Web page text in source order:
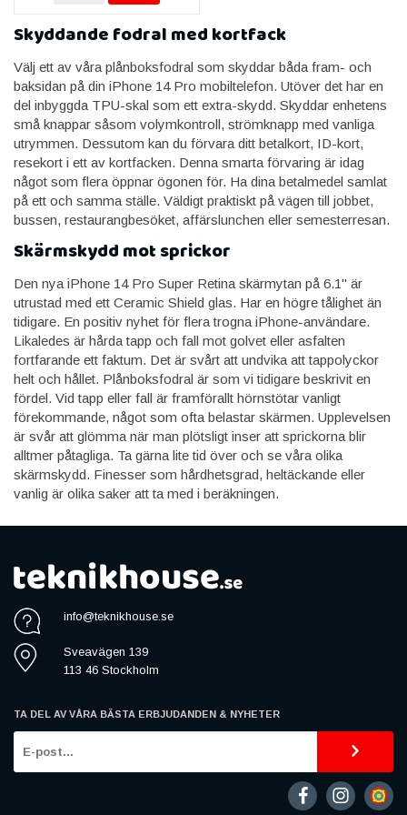
Skyddande fodral med kortfack
Välj ett av våra plånboksfodral som skyddar båda fram- och
baksidan på din iPhone 14 Pro mobiltelefon. Utöver det har en
del inbyggda TPU-skal som ett extra-skydd. Skyddar enhetens
små knappar såsom volymkontroll, strömknapp med vanliga
utrymmen. Dessutom kan du förvara ditt betalkort, ID-kort,
resekort i ett av kortfacken. Denna smarta förvaring är idag
något som flera öppnar ögonen för. Ha dina betalmedel samlat
på ett och samma ställe. Väldigt praktiskt på vägen till jobbet,
bussen, restaurangbesöket, affärslunchen eller semesterresan.
Skärmskydd mot sprickor
Den nya iPhone 14 Pro Super Retina skärmytan på 6.1" är
utrustad med ett Ceramic Shield glas. Har en högre tålighet än
tidigare. En positiv nyhet för flera trogna iPhone-användare.
Likaledes är hårda tapp och fall mot golvet eller asfalten
fortfarande ett faktum. Det är svårt att undvika att tappolyckor
helt och hållet. Plånboksfodral är som vi tidigare beskrivit en
fördel. Vid tapp eller fall är framförallt hörnstötar vanligt
förekommande, något som ofta belastar skärmen. Upplevelsen
är svår att glömma när man plötsligt inser att sprickorna blir
alltmer påtagliga. Ta gärna lite tid över och se våra olika
skärmskydd. Finesser som hårdhetsgrad, heltäckande eller
vanlig är olika saker att ta med i beräkningen.
info@teknikhouse.se
Sveavägen 139
113 46 Stockholm
TA DEL AV VÅRA BÄSTA ERBJUDANDEN & NYHETER